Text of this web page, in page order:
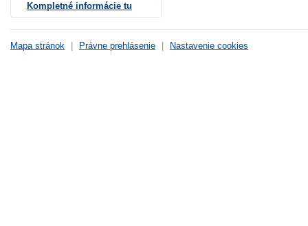
Kompletné informácie tu
Mapa stránok Právne prehlásenie Nastavenie cookies